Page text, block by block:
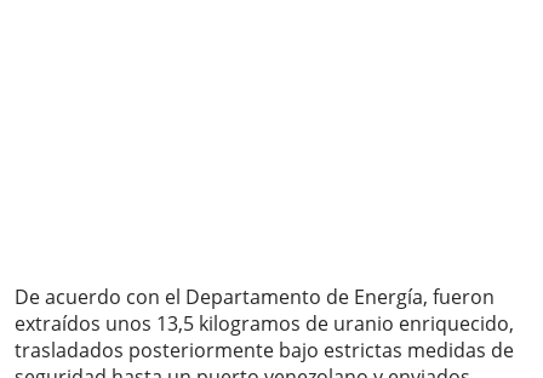
De acuerdo con el Departamento de Energía, fueron
extraídos unos 13,5 kilogramos de uranio enriquecido,
trasladados posteriormente bajo estrictas medidas de